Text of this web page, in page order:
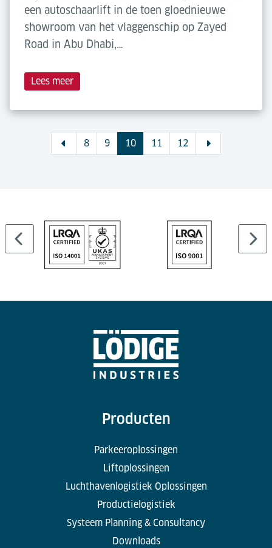
een autoschaarlift in de toen gloednieuwe
showroom van het vlaggenschip op Zayed
Road in Abu Dhabi,…
Lees meer
8 9 10 11 12
Producten
Parkeeroplossingen
Liftoplossingen
Luchthavenlogistiek Oplossingen
Productielogistiek
Systeem Planning & Consultancy
Downloads